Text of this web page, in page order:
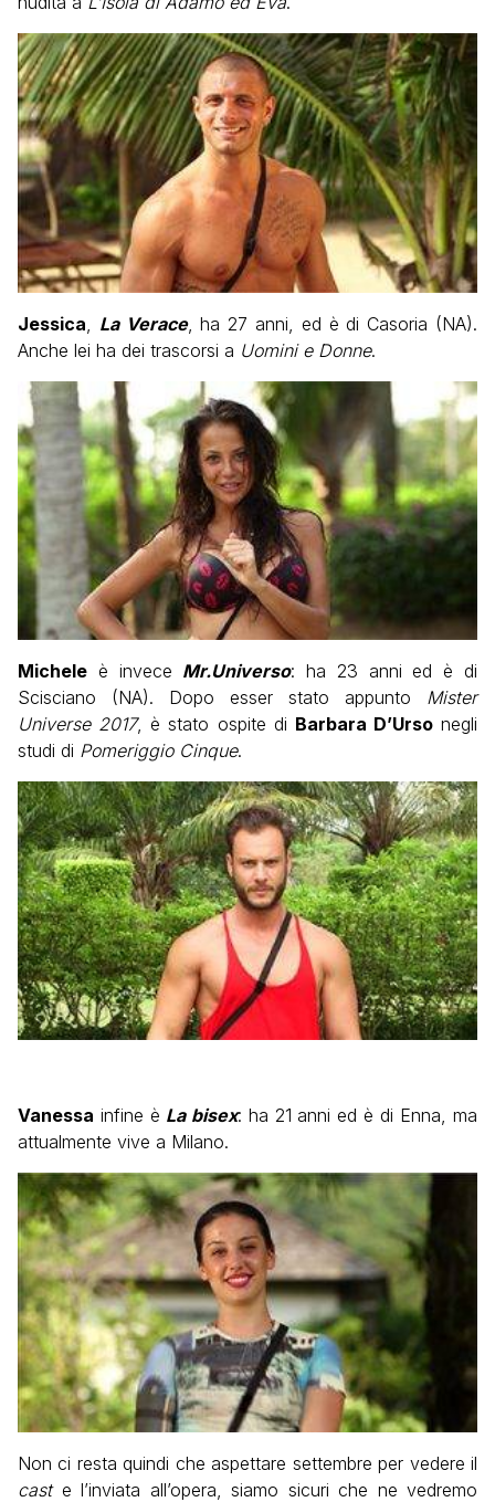
Jessica La Verace, ha 27 anni, ed è di Casoria (NA).
Anche lei ha dei trascorsi a Uomini e Donne.
Michele è invece Mr.Universo: ha 23 anni ed è di
Scisciano (NA). Dopo esser stato appunto Mister
Universe 2017, è stato ospite di Barbara D’Ursonegli
studi di Pomeriggio Cinque.
Vanessa infine è La bisex: ha 21 anni ed è di Enna, ma
attualmente vive a Milano.
Non ci resta quindi che aspettare settembre per vedere il
caste l’inviata all’opera, siamo sicuri che ne vedremo